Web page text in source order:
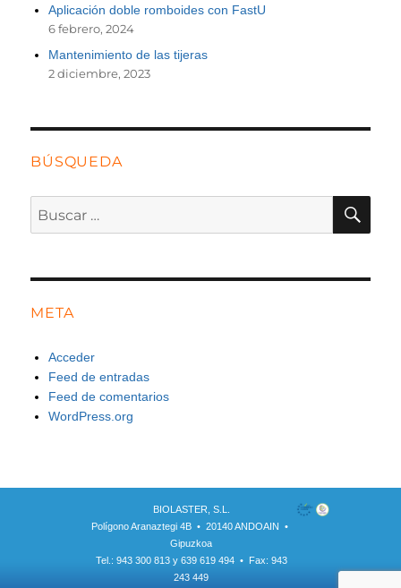
Aplicación doble romboides con FastU
6 febrero, 2024
Mantenimiento de las tijeras
2 diciembre, 2023
BÚSQUEDA
META
Acceder
Feed de entradas
Feed de comentarios
WordPress.org
BIOLASTER, S.L.
Polígono Aranaztegi 4B • 20140 ANDOAIN •
Gipuzkoa
Tel.: 943 300 813 y 639 619 494 • Fax: 943
243 449